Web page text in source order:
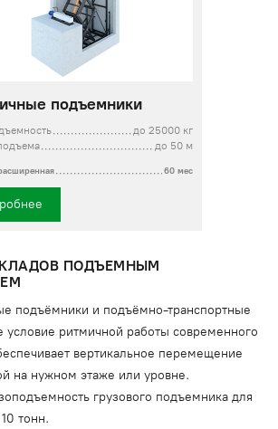
подъемники
до 25000 кг
до 50 м
60 мес
ПОДЪЕМНЫМ
подъёмники и подъёмно-транспортные
ритмичной работы современного
вертикальное перемещение
на нужном этаже или уровне.
грузового подъемника для
тонн.